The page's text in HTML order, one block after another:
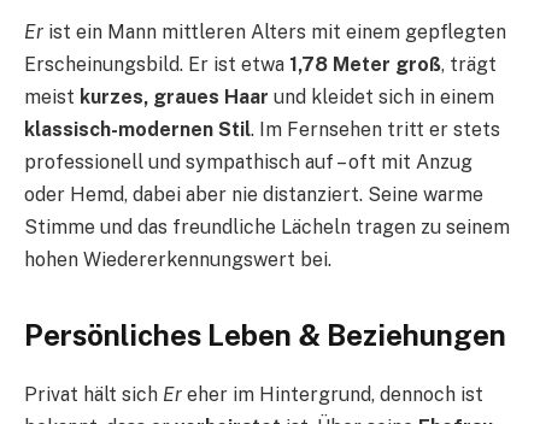
Er ist ein Mann mittleren Alters mit einem gepflegten
Erscheinungsbild. Er ist etwa 1,78 Meter groß, trägt
meist kurzes, graues Haar und kleidet sich in einem
klassisch-modernen Stil. Im Fernsehen tritt er stets
professionell und sympathisch auf – oft mit Anzug
oder Hemd, dabei aber nie distanziert. Seine warme
Stimme und das freundliche Lächeln tragen zu seinem
hohen Wiedererkennungswert bei.
Persönliches Leben & Beziehungen
Privat hält sich Er eher im Hintergrund, dennoch ist